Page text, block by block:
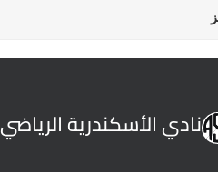
نادي الأسكندرية الرياضي